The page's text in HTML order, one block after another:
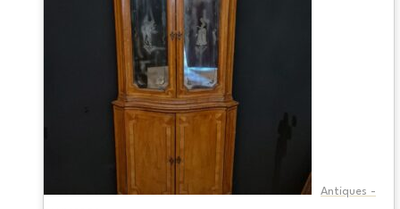
Antiques -